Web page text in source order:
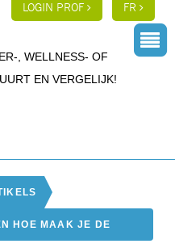
LOGIN PROF FR
, WELLNESS- OF
EN VERGELIJK!
HOE MAAK JE DE